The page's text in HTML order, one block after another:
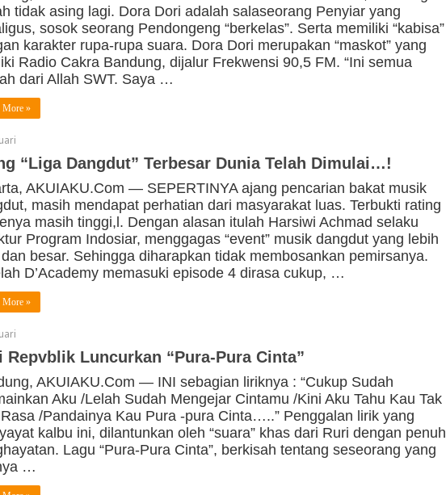
tidak asing lagi. Dora Dori adalah salaseorang Penyiar yang
sosok seorang Pendongeng “berkelas”. Serta memiliki “kabisa”
karakter rupa-rupa suara. Dora Dori merupakan “maskot” yang
Radio Cakra Bandung, dijalur Frekwensi 90,5 FM. “Ini semua
dari Allah SWT. Saya …
More »
“Liga Dangdut” Terbesar Dunia Telah Dimulai…!
AKUIAKU.Com — SEPERTINYA ajang pencarian bakat musik
masih mendapat perhatian dari masyarakat luas. Terbukti rating
masih tinggi,l. Dengan alasan itulah Harsiwi Achmad selaku
Program Indosiar, menggagas “event” musik dangdut yang lebih
dan besar. Sehingga diharapkan tidak membosankan pemirsanya.
D’Academy memasuki episode 4 dirasa cukup, …
More »
Repvblik Luncurkan “Pura-Pura Cinta”
AKUIAKU.Com — INI sebagian liriknya : “Cukup Sudah
Aku /Lelah Sudah Mengejar Cintamu /Kini Aku Tahu Kau Tak
/Pandainya Kau Pura -pura Cinta…..” Penggalan lirik yang
kalbu ini, dilantunkan oleh “suara” khas dari Ruri dengan penuh
Lagu “Pura-Pura Cinta”, berkisah tentang seseorang yang
…